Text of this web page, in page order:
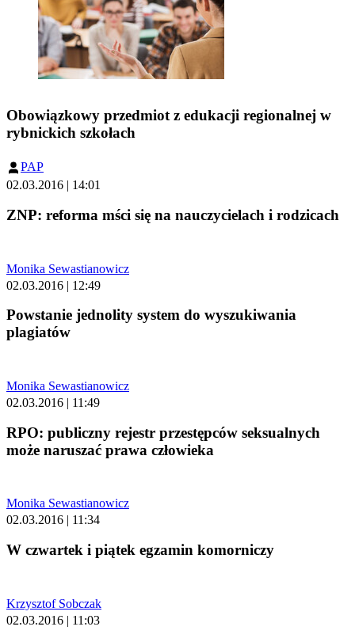
Obowiązkowy przedmiot z edukacji regionalnej w
rybnickich szkołach
PAP
02.03.2016 | 14:01
ZNP: reforma mści się na nauczycielach i rodzicach
Monika Sewastianowicz
02.03.2016 | 12:49
Powstanie jednolity system do wyszukiwania
plagiatów
Monika Sewastianowicz
02.03.2016 | 11:49
RPO: publiczny rejestr przestępców seksualnych
może naruszać prawa człowieka
Monika Sewastianowicz
02.03.2016 | 11:34
W czwartek i piątek egzamin komorniczy
Krzysztof Sobczak
02.03.2016 | 11:03